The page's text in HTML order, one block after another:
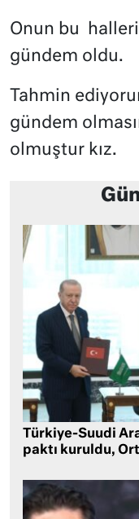
Onun bu
gündem oldu.
Tahmin
gündem
olmuştur kız.
Türkiye-Suudi
paktı kuruldu,